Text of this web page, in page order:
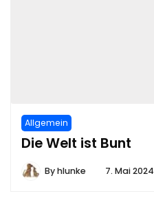
Allgemein
Die Welt ist Bunt
Byhlunke 7. Mai 2024